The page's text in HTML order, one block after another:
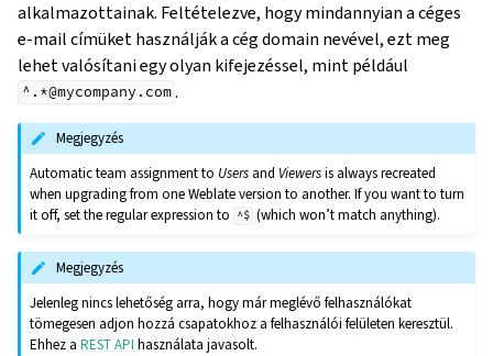
alkalmazottainak. Feltételezve, hogy mindannyian a céges
e-mail címüket használják a cég domain nevével, ezt meg
lehet valósítani egy olyan kifejezéssel, mint például
^.*@mycompany.com .
Megjegyzés
Automatic team assignment to Users and Viewersis always recreated
when upgrading from one Weblate version to another. If you want to turn
it off, set the regular expression to
^$ (which won’t match anything).
Megjegyzés
Jelenleg nincs lehetőség arra, hogy már meglévő felhasználókat
tömegesen adjon hozzá csapatokhoz a felhasználói felületen keresztül.
Ehhez aREST API használata javasolt.